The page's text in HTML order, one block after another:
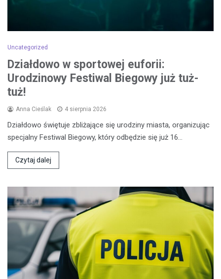
Uncategorized
Działdowo w sportowej euforii:
Urodzinowy Festiwal Biegowy już tuż-
tuż!
Anna Cieślak 4 sierpnia 2026
Działdowo świętuje zbliżające się urodziny miasta, organizując
specjalny Festiwal Biegowy, który odbędzie się już 16…
Czytaj dalej